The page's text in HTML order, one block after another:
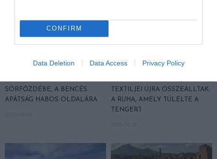
CONFIRM
Data Deletion Data Access Privacy Policy
SÖRFŐZDÉBE, A BENCÉS
APÁTSÁG HABOS OLDALÁRA
TEXTILJEI ÚJRA ÖSSZEÁLLTAK:
A RUHA, AMELY TÚLÉLTE A
TENGERT